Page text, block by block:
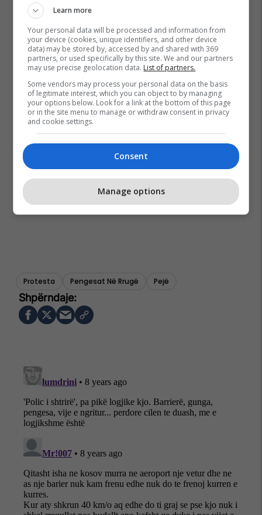
Protesta Pengesat Në Rrugë Pejë
Learn more
Your personal data will be processed and information from
your device (cookies, unique identifiers, and other device
data) may be stored by, accessed by and shared with 369
partners, or used specifically by this site. We and our partners
may use precise geolocation data. List of partners.
Some vendors may process your personal data on the basis
of legitimate interest, which you can object to by managing
your options below. Look for a link at the bottom of this page
or in the site menu to manage or withdraw consent in privacy
and cookie settings.
Consent
Manage options